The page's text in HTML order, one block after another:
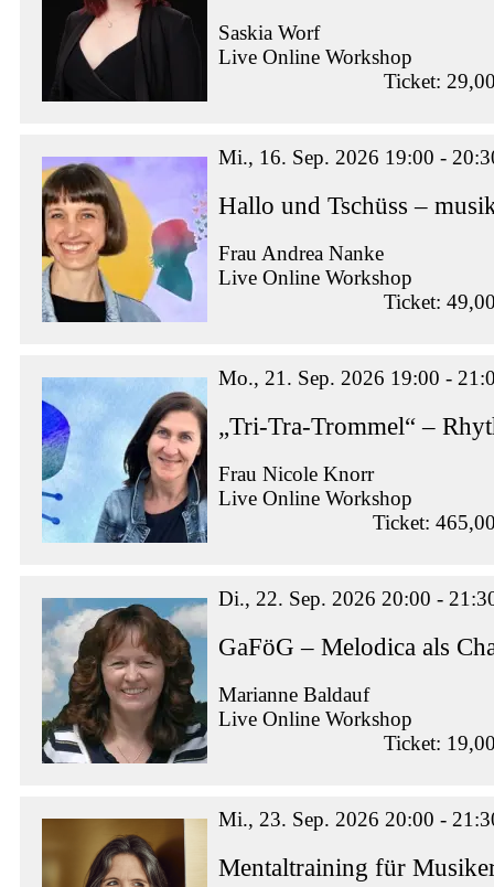
Saskia Worf
Live Online Workshop
Ticket:
Mi., 16. Sep. 2026 19:00 -
Hallo und Tschüss –
Frau Andrea Nanke
Live Online Workshop
Ticket:
Mo., 21. Sep. 2026 19:00 -
„Tri-Tra-Trommel“ –
Frau Nicole Knorr
Live Online Workshop
Ticket:
Di., 22. Sep. 2026 20:00 -
GaFöG – Melodica als
Marianne Baldauf
Live Online Workshop
Ticket:
Mi., 23. Sep. 2026 20:00 -
Mentaltraining für